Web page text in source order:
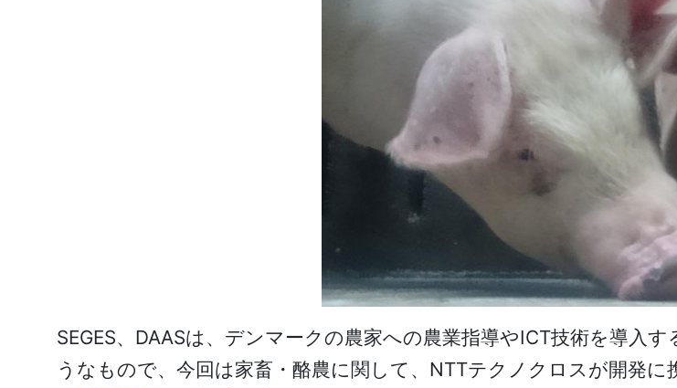
SEGES、DAASは、デンマークの農家への農業指導やICT技術を導入
うなもので、今回は家畜・酪農に関して、NTTテクノクロスが開発に